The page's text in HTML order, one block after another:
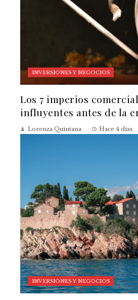
INVERSIONES Y NEGOCIOS
Los 7 imperios
influyentes antes de la
Lorenza Quintana Hace 4 días
INVERSIONES Y NEGOCIOS